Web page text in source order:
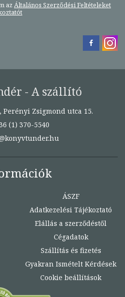
az Általános Szerződési Feltételeket
- A szállító
Perényi Zsigmond utca 15.
(1) 370-5540
ÁSZF
Adatkezelési Tájékoztató
Elállás a szerződéstől
Cégadatok
Szállítás és fizetés
Gyakran Ismételt Kérdések
Cookie beállítások